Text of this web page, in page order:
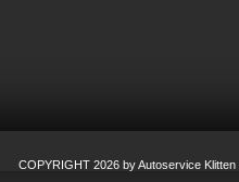
COPYRIGHT 2026 by Autoservice